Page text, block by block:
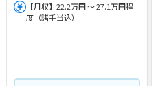
【月収】22.2万円 ～ 27.1万円程
度（諸手当込）